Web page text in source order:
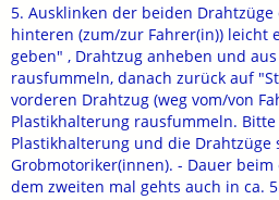
5. Ausklinken der beiden
hinteren (zum/zur Fahrer(in)) leicht
geben" , Drahtzug anheben und
rausfummeln, danach zurück auf
vorderen Drahtzug (weg vom/von
Plastikhalterung rausfummeln.
Plastikhalterung und die
Grobmotoriker(innen). - Dauer
dem zweiten mal gehts auch in ca.